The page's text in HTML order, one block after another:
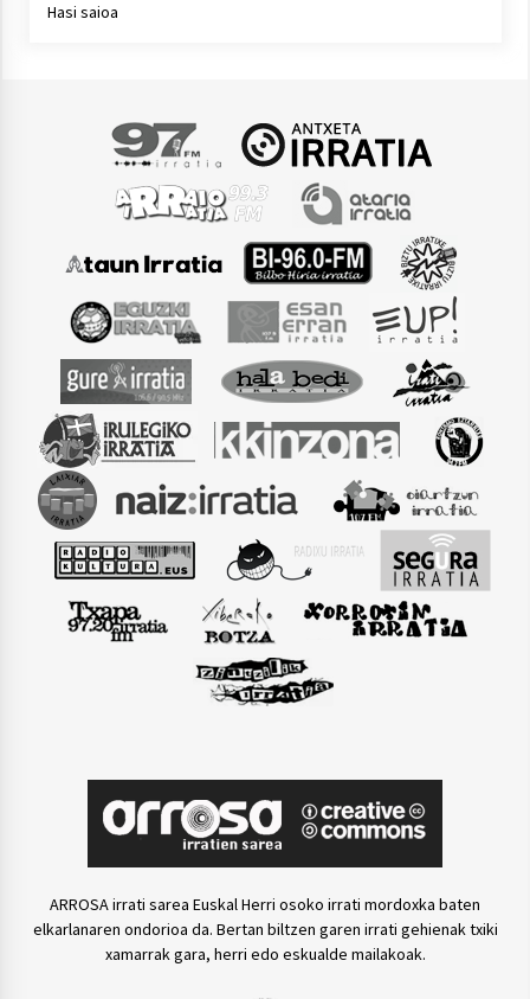
Hasi saioa
ARROSA irrati sarea Euskal Herri osoko irrati mordoxka baten
elkarlanaren ondorioa da. Bertan biltzen garen irrati gehienak txiki
xamarrak gara, herri edo eskualde mailakoak.